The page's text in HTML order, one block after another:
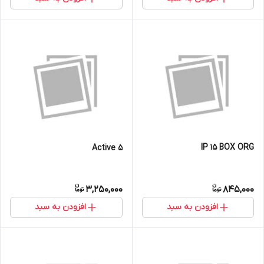
IP 15 BOX ORG
845,000
افزودن به سبد
5 Active
3,250,000
افزودن به سبد